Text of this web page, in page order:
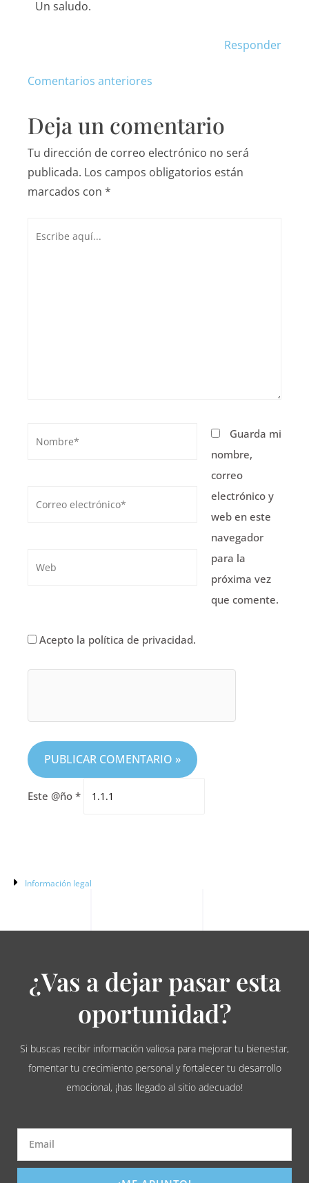
Un saludo.
Responder
Comentarios anteriores
Deja un comentario
Tu dirección de correo electrónico no será
publicada. Los campos obligatorios están
marcados con *
Guarda mi
nombre,
correo
electrónico y
web en este
navegador
para la
próxima vez
que comente.
Acepto la política de privacidad.
Este @ño *
Información legal
¿Vas a dejar pasar esta
oportunidad?
Si buscas recibir información valiosa para mejorar tu bienestar,
fomentar tu crecimiento personal y fortalecer tu desarrollo
emocional, ¡has llegado al sitio adecuado!
Email